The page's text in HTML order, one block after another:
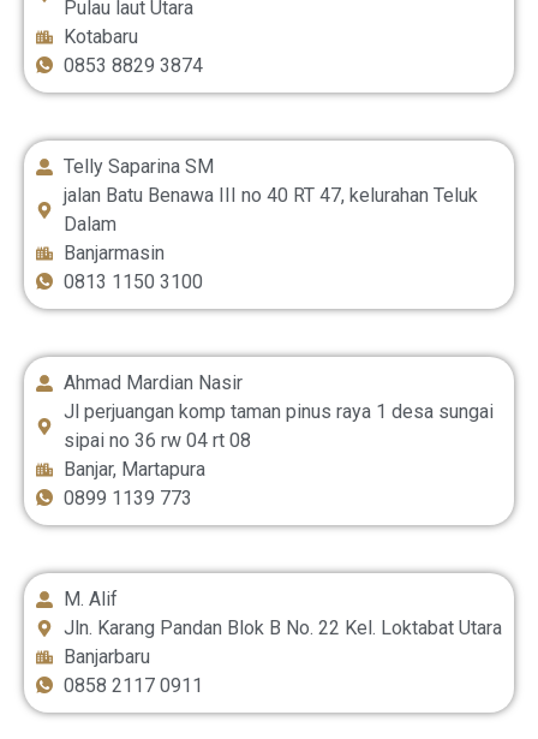
Pulau laut Utara
Kotabaru
0853 8829 3874
Telly Saparina SM
jalan Batu Benawa III no 40 RT 47, kelurahan Teluk
Dalam
Banjarmasin
0813 1150 3100
Ahmad Mardian Nasir
Jl perjuangan komp taman pinus raya 1 desa sungai
sipai no 36 rw 04 rt 08
Banjar, Martapura
0899 1139 773
M. Alif
Jln. Karang Pandan Blok B No. 22 Kel. Loktabat Utara
Banjarbaru
0858 2117 0911